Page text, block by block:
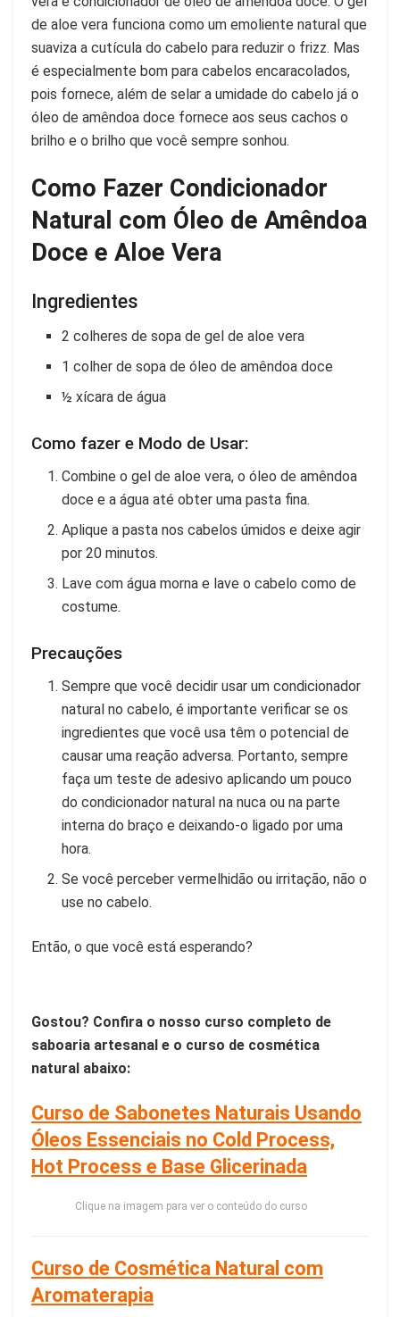
de aloe vera funciona como um emoliente natural que
suaviza a cutícula do cabelo para reduzir o frizz. Mas
é especialmente bom para cabelos encaracolados,
pois fornece, além de selar a umidade do cabelo já o
óleo de amêndoa doce fornece aos seus cachos o
brilho e o brilho que você sempre sonhou.
Como Fazer Condicionador
Natural com Óleo de Amêndoa
Doce e Aloe Vera
Ingredientes
2 colheres de sopa de gel de aloe vera
1 colher de sopa de óleo de amêndoa doce
½ xícara de água
Como fazer e Modo de Usar:
Combine o gel de aloe vera, o óleo de amêndoa
doce e a água até obter uma pasta fina.
Aplique a pasta nos cabelos úmidos e deixe agir
por 20 minutos.
Lave com água morna e lave o cabelo como de
costume.
Precauções
Sempre que você decidir usar um condicionador
natural no cabelo, é importante verificar se os
ingredientes que você usa têm o potencial de
causar uma reação adversa. Portanto, sempre
faça um teste de adesivo aplicando um pouco
do condicionador natural na nuca ou na parte
interna do braço e deixando-o ligado por uma
hora.
Se você perceber vermelhidão ou irritação, não o
use no cabelo.
Então, o que você está esperando?
Gostou? Confira o nosso curso completo de
saboaria artesanal e o curso de cosmética
natural abaixo:
Curso de Sabonetes Naturais Usando
Óleos Essenciais no Cold Process,
Hot Process e Base Glicerinada
Clique na imagem para ver o conteúdo do curso
Curso de Cosmética Natural com
Aromaterapia